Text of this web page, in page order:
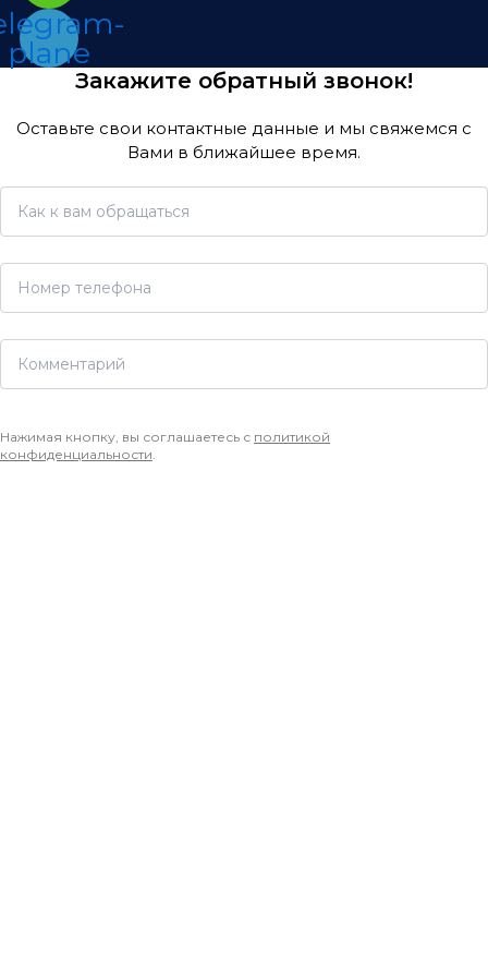
plane
Закажите обратный звонок!
Оставьте свои контактные данные и мы свяжемся с
Вами в ближайшее время.
Нажимая кнопку, вы соглашаетесь с политикой
конфиденциальности.